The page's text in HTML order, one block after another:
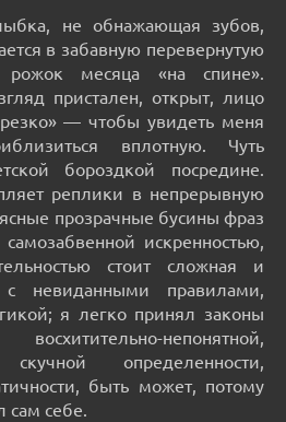
не обнажающая зубов,
в забавную перевернутую
месяца «на спине».
пристален, открыт, лицо
— чтобы увидеть меня
вплотную. Чуть
бороздкой посредине.
реплики в непрерывную
прозрачные бусины фраз
искренностью,
стоит сложная и
с невиданными правилами,
я легко принял законы
непонятной,
определенности,
быть может, потому
сам себе.